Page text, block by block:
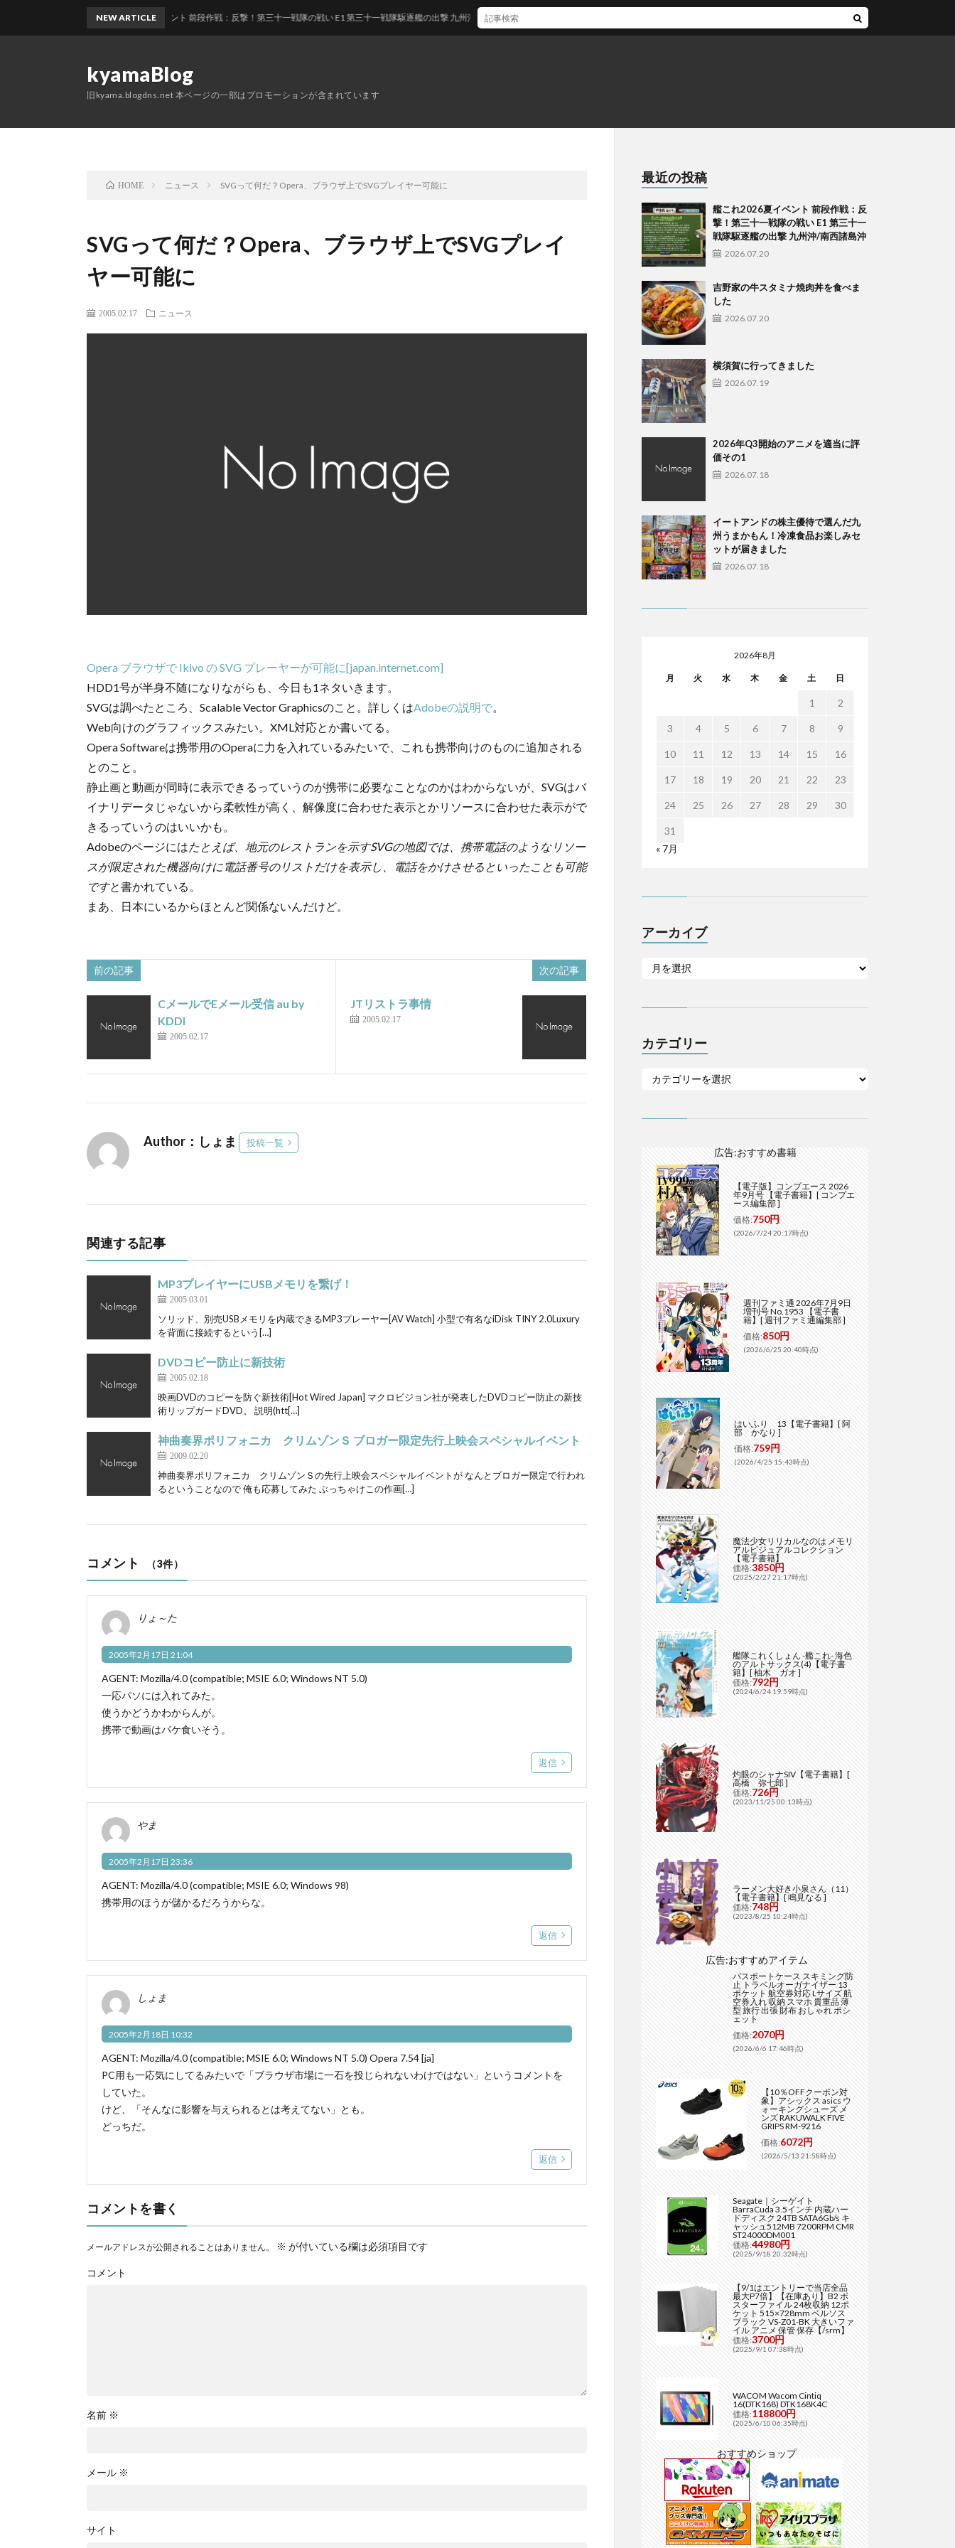
kyamaBlog
旧kyama.blogdns.net 本ページの一部はプロモーションが含まれています
NEW ARTICLE
艦これ2026夏イベント 前段作戦：反撃！第三十一戦隊の戦い E1 第三十一戦隊駆逐艦の出撃 九州沖/南西諸島沖
HOME ニュース SVGって何だ？Opera、ブラウザ上でSVGプレイヤー可能に
SVGって何だ？Opera、ブラウザ上でSVGプレイ
ヤー可能に
2005.02.17 ニュース
Opera ブラウザで Ikivo の SVG プレーヤーが可能に[japan.internet.com]
HDD1号が半身不随になりながらも、今日も1ネタいきます。
SVGは調べたところ、Scalable Vector Graphicsのこと。詳しくはAdobeの説明で
Web向けのグラフィックスみたい。XML対応とか書いてる。
Opera Softwareは携帯用のOperaに力を入れているみたいで、これも携帯向けのものに追加される
とのこと。
静止画と動画が同時に表示できるっていうのが携帯に必要なことなのかはわからないが、SVGはバ
イナリデータじゃないから柔軟性が高く、解像度に合わせた表示とかリソースに合わせた表示がで
きるっていうのはいいかも。
Adobeのページには たとえば、地元のレストランを示すSVGの地図では、携帯電話のようなリソー
スが限定された機器向けに電話番号のリストだけを表示し、電話をかけさせるといったことも可能
ですと書かれている。
まあ、日本にいるからほとんど関係ないんだけど。
前の記事
CメールでEメール受信 au by
KDDI
2005.02.17
次の記事
JTリストラ事情
2005.02.17
Author：しょま 投稿一覧
関連する記事
MP3プレイヤーにUSBメモリを繋げ！
2005.03.01
ソリッド、別売USBメモリを内蔵できるMP3プレーヤー[AV Watch] 小型で有名なiDisk TINY 2.0Luxury
を背面に接続するという[…]
DVDコピー防止に新技術
2005.02.18
映画DVDのコピーを防ぐ新技術[Hot Wired Japan] マクロビジョン社が発表したDVDコピー防止の新技
術リップガードDVD。 説明(htt[…]
神曲奏界ポリフォニカ クリムゾンＳ ブロガー限定先行上映会スペシャルイベント
2009.02.20
神曲奏界ポリフォニカ クリムゾンＳの先行上映会スペシャルイベントが なんとブロガー限定で行われ
るということなので 俺も応募してみた ぶっちゃけこの作画[…]
コメント （3件）
りょ～た
2005年2月17日 21:04
AGENT: Mozilla/4.0 (compatible; MSIE 6.0; Windows NT 5.0)
一応パソには入れてみた。
使うかどうかわからんが。
携帯で動画はパケ食いそう。
返信
やま
2005年2月17日 23:36
AGENT: Mozilla/4.0 (compatible; MSIE 6.0; Windows 98)
携帯用のほうが儲かるだろうからな。
返信
しょま
2005年2月18日 10:32
AGENT: Mozilla/4.0 (compatible; MSIE 6.0; Windows NT 5.0) Opera 7.54 [ja]
PC用も一応気にしてるみたいで「ブラウザ市場に一石を投じられないわけではない」というコメントを
していた。
けど、「そんなに影響を与えられるとは考えてない」とも。
どっちだ。
返信
コメントを書く
メールアドレスが公開されることはありません。 ※ が付いている欄は必須項目です
コメント
名前 ※
メール ※
サイト
最近の投稿
艦これ2026夏イベント 前段作戦：反
撃！第三十一戦隊の戦い E1 第三十一
戦隊駆逐艦の出撃 九州沖/南西諸島沖
2026.07.20
吉野家の牛スタミナ焼肉丼を食べま
した
2026.07.20
横須賀に行ってきました
2026.07.19
2026年Q3開始のアニメを適当に評
価その1
2026.07.18
イートアンドの株主優待で選んだ九
州うまかもん！冷凍食品お楽しみセ
ットが届きました
2026.07.18
2026年8月
月 火 水 木 金 土 日
1 2
3 4 5 6 7 8 9
10 11 12 13 14 15 16
17 18 19 20 21 22 23
24 25 26 27 28 29 30
31
« 7月
アーカイブ
カテゴリー
広告:おすすめ書籍
【電子版】コンプエース 2026
年9月号 【電子書籍】[ コンプエ
ース編集部 ]
価格:750円
(2026/7/24 20:17時点)
週刊ファミ通 2026年7月9日
増刊号 No.1953 【電子書
籍】[ 週刊ファミ通編集部 ]
価格:850円
(2026/6/25 20:40時点)
はいふり 13【電子書籍】[ 阿
部 かなり ]
価格:759円
(2026/4/25 15:43時点)
魔法少女リリカルなのは メモリ
アルビジュアルコレクション
【電子書籍】
価格:3850円
(2025/2/27 21:17時点)
艦隊これくしょん -艦これ- 海色
のアルトサックス(4)【電子書
籍】[ 柚木 ガオ ]
価格:792円
(2024/6/24 19:59時点)
灼眼のシャナSIV【電子書籍】[
高橋 弥七郎 ]
価格:726円
(2023/11/25 00:13時点)
ラーメン大好き小泉さん（11）
【電子書籍】[ 鳴見なる ]
価格:748円
(2023/8/25 10:24時点)
広告:おすすめアイテム
パスポートケース スキミング防
止 トラベルオーガナイザー 13
ポケット 航空券対応 Lサイズ 航
空券入れ 収納 スマホ 貴重品 薄
型 旅行 出張 財布 おしゃれ ポシ
ェット
価格:2070円
(2026/6/6 17:46時点)
【10％OFFクーポン対
象】アシックス asics ウ
ォーキングシューズ メ
ンズ RAKUWALK FIVE
GRIPS RM-9216
価格:6072円
(2026/5/13 21:58時点)
Seagate｜シーゲイト
BarraCuda 3.5インチ 内蔵ハー
ドディスク 24TB SATA6Gb/s キ
ャッシュ512MB 7200RPM CMR
ST24000DM001
価格:44980円
(2025/9/18 20:32時点)
【9/1はエントリーで当店全品
最大P7倍】【在庫あり】B2 ポ
スターファイル 24枚収納 12ポ
ケット 515×728mm ベルソス
ブラック VS-Z01-BK 大きいファ
イル アニメ 保管 保存【/srm】
価格:3700円
(2025/9/1 07:38時点)
WACOM Wacom Cintiq
16(DTK168) DTK168K4C
価格:118800円
(2025/6/10 06:35時点)
おすすめショップ